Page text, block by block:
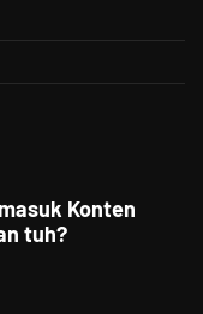
Konten
tuh?